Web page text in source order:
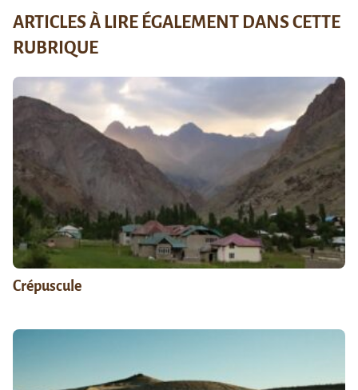
ARTICLES À LIRE ÉGALEMENT DANS CETTE
RUBRIQUE
Crépuscule